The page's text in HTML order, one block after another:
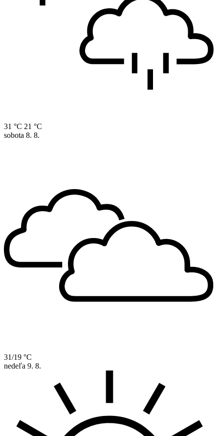
31 °C 21 °C
sobota 8. 8.
31/19 °C
nedeľa 9. 8.